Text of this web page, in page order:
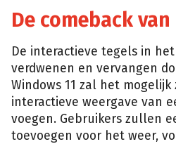
De comeback
De interactieve tegels in
verdwenen en vervangen
Windows 11 zal het mogelijk
interactieve weergave van
voegen. Gebruikers zullen
toevoegen voor het weer,